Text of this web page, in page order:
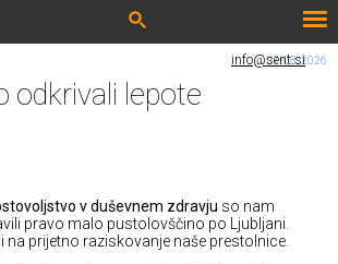
info@sent.si
07. 08. 2026
odkrivali lepote
v duševnem zdravju so nam
pravo malo pustolovščino po Ljubljani.
na prijetno raziskovanje naše prestolnice.